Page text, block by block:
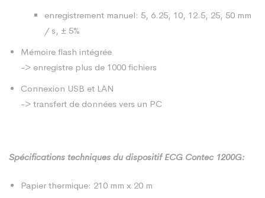
enregistrement manuel: 5, 6.25, 10, 12.5, 25, 50 mm
/ s, ± 5%
Mémoire flash intégrée
-> enregistre plus de 1000 fichiers
Connexion USB et LAN
-> transfert de données vers un PC
Spécifications techniques du dispositif ECG Contec 1200G:
Papier thermique: 210 mm x 20 m